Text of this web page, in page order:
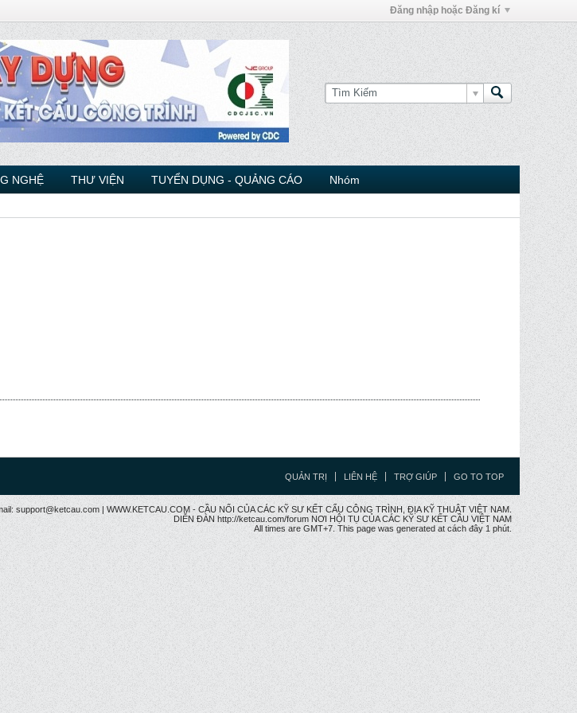
Đăng nhập hoặc Đăng kí
NGHỆ THƯ VIỆN TUYỂN DỤNG - QUẢNG CÁO Nhóm
QUẢN TRỊ LIÊN HỆ TRỢ GIÚP GO TO TOP
support@ketcau.com | WWW.KETCAU.COM - CẦU NỐI CỦA CÁC KỸ SƯ KẾT CẤU CÔNG TRÌNH, ĐỊA KỸ THUẬT VIỆT NAM.
DIỄN ĐÀN http://ketcau.com/forum NƠI HỘI TỤ CỦA CÁC KỸ SƯ KẾT CÂU VIỆT NAM
All times are GMT+7. This page was generated at cách đây 1 phút.